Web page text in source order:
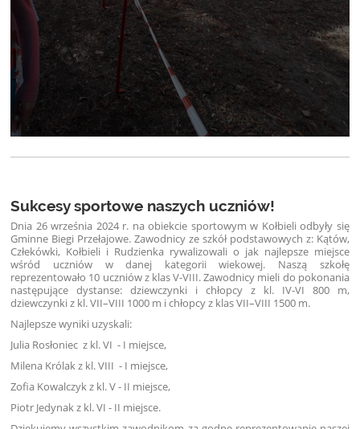
Sukcesy sportowe naszych uczniów!
Dnia 26 września 2024 r. na obiekcie sportowym w Kołbieli odbyły się
Gminne Biegi Przełajowe. Zawodnicy ze szkół podstawowych z: Kątów,
Człekówki, Kołbieli i Rudzienka rywalizowali o jak najlepsze miejsce
wśród uczniów w danej kategorii wiekowej. Naszą szkołę
reprezentowało 10 uczniów z klas V-VIII. Zawodnicy mieli do pokonania
następujące dystanse: dziewczynki i chłopcy z kl. IV-VI 800 m,
dziewczynki z kl. VII–VIII 1000 m i chłopcy z klas VII–VIII 1500 m.
Najlepsze wyniki uzyskali:
Julia Rosłoniec z kl. VI - I miejsce,
Milena Królak z kl. VIII - I miejsce,
Zofia Kowalczyk z kl. V- II miejsce,
Piotr Jedynak z kl. VI - II miejsce.